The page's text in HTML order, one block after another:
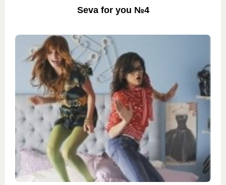
Seva for you №4